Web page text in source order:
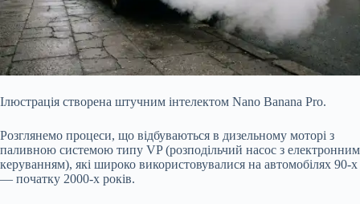
Ілюстрація створена штучним інтелектом Nano Banana Pro.
Розглянемо процеси, що відбуваються в дизельному моторі з
паливною системою типу VP (розподільчий насос з електронним
керуванням), які широко використовувалися на автомобілях 90-х
— початку 2000-х років.